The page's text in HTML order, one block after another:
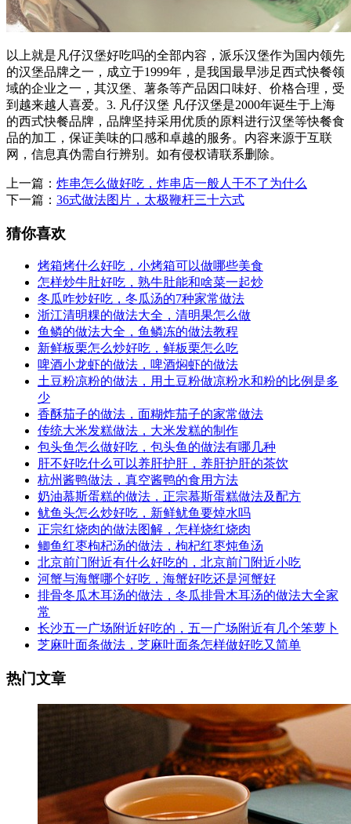
以上就是凡仔汉堡好吃吗的全部内容，派乐汉堡作为国内领先
的汉堡品牌之一，成立于1999年，是我国最早涉足西式快餐领
域的企业之一，其汉堡、薯条等产品因口味好、价格合理，受
到越来越人喜爱。3. 凡仔汉堡 凡仔汉堡是2000年诞生于上海
的西式快餐品牌，品牌坚持采用优质的原料进行汉堡等快餐食
品的加工，保证美味的口感和卓越的服务。内容来源于互联
网，信息真伪需自行辨别。如有侵权请联系删除。
上一篇： 炸串怎么做好吃，炸串店一般人干不了为什么
下一篇： 36式做法图片，太极鞭杆三十六式
猜你喜欢
烤箱烤什么好吃，小烤箱可以做哪些美食
怎样炒牛肚好吃，熟牛肚能和啥菜一起炒
冬瓜咋炒好吃，冬瓜汤的7种家常做法
浙江清明粿的做法大全，清明果怎么做
鱼鳞的做法大全，鱼鳞冻的做法教程
新鲜板栗怎么炒好吃，鲜板栗怎么吃
啤酒小龙虾的做法，啤酒焖虾的做法
土豆粉凉粉的做法，用土豆粉做凉粉水和粉的比例是多
少
香酥茄子的做法，面糊炸茄子的家常做法
传统大米发糕做法，大米发糕的制作
包头鱼怎么做好吃，包头鱼的做法有哪几种
肝不好吃什么可以养肝护肝，养肝护肝的茶饮
杭州酱鸭做法，真空酱鸭的食用方法
奶油慕斯蛋糕的做法，正宗慕斯蛋糕做法及配方
鱿鱼头怎么炒好吃，新鲜鱿鱼要焯水吗
正宗红烧肉的做法图解，怎样烧红烧肉
鲫鱼红枣枸杞汤的做法，枸杞红枣炖鱼汤
北京前门附近有什么好吃的，北京前门附近小吃
河蟹与海蟹哪个好吃，海蟹好吃还是河蟹好
排骨冬瓜木耳汤的做法，冬瓜排骨木耳汤的做法大全家
常
长沙五一广场附近好吃的，五一广场附近有几个笨萝卜
芝麻叶面条做法，芝麻叶面条怎样做好吃又简单
热门文章